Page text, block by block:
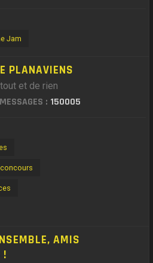
Jam
PLANAVIENS
et de rien
: 150005
AMIS
!